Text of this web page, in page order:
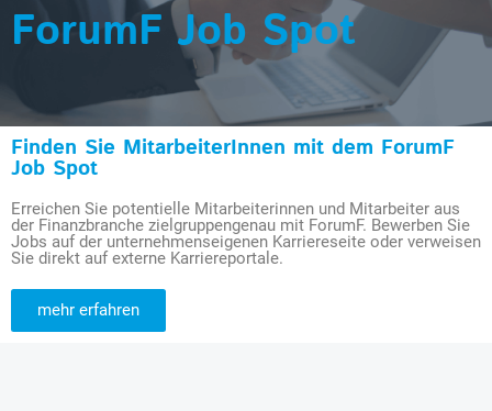
ForumF Job Spot
Finden Sie MitarbeiterInnen mit dem ForumF
Job Spot
Erreichen Sie potentielle Mitarbeiterinnen und Mitarbeiter aus
der Finanzbranche zielgruppengenau mit ForumF. Bewerben Sie
Jobs auf der unternehmenseigenen Karriereseite oder verweisen
Sie direkt auf externe Karriereportale.
mehr erfahren